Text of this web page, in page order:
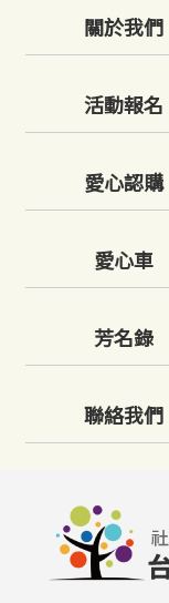
關於我們
活動報名
愛心認購
愛心車
芳名錄
聯絡我們